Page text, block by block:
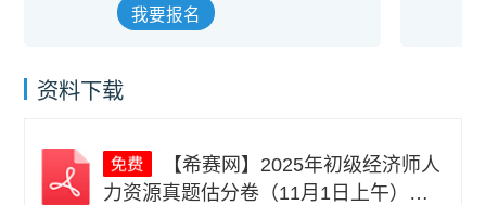
我要报名
资料下载
力资源真题估分卷（11月1日上午）无